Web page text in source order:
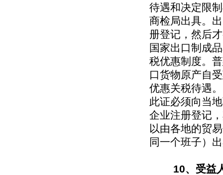
待遇和决定限
商检局出具。
册登记，然后
国家出口制成
税优惠制度。
口货物原产自
优惠关税待遇
此证必须向当
企业注册登记
以由各地的贸
同一个班子）
10、受益